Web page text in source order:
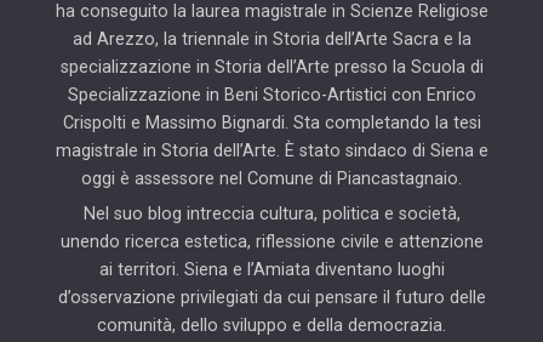
ha conseguito la laurea magistrale in Scienze Religiose
ad Arezzo, la triennale in Storia dell’Arte Sacra e la
specializzazione in Storia dell’Arte presso la Scuola di
Specializzazione in Beni Storico-Artistici con Enrico
Crispolti e Massimo Bignardi. Sta completando la tesi
magistrale in Storia dell’Arte. È stato sindaco di Siena e
oggi è assessore nel Comune di Piancastagnaio.
Nel suo blog intreccia cultura, politica e società,
unendo ricerca estetica, riflessione civile e attenzione
ai territori. Siena e l’Amiata diventano luoghi
d’osservazione privilegiati da cui pensare il futuro delle
comunità, dello sviluppo e della democrazia.